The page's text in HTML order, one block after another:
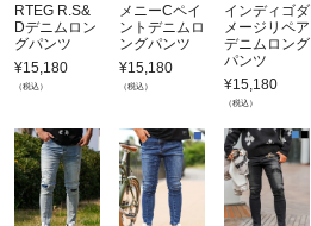
RTEG R.S&
Dデニムロン
グパンツ
¥15,180
（税込）
メニーCペイ
ントデニムロ
ングパンツ
¥15,180
（税込）
インディゴダ
メージリペア
デニムロング
パンツ
¥15,180
（税込）